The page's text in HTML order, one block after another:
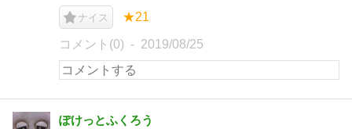
ナイス ★21
コメント(0) 2019/08/25
ぽけっとふくろう